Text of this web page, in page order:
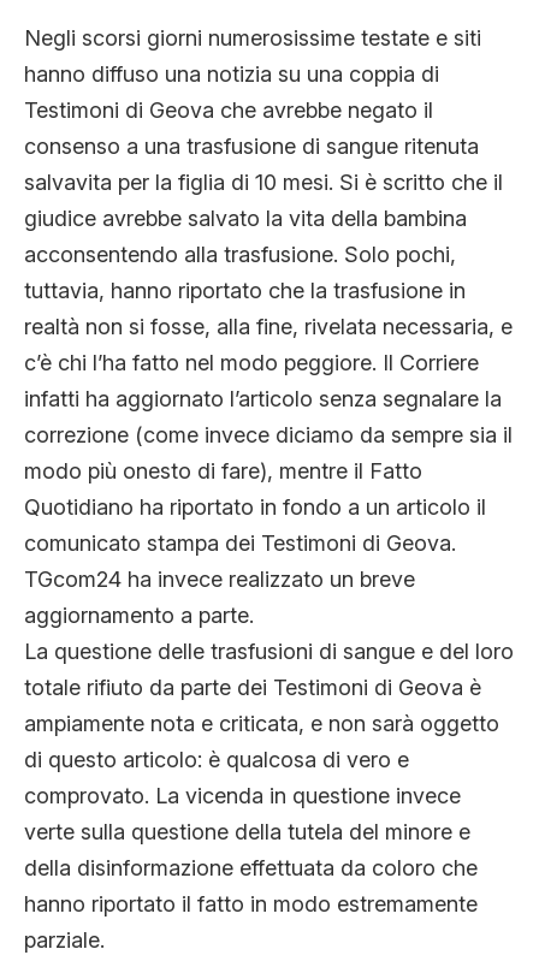
CHI SIAMO
Negli scorsi giorni numerosissime testate e siti
hanno diffuso una notizia su una coppia di
Testimoni di Geova che avrebbe negato il
consenso a una trasfusione di sangue ritenuta
salvavita per la figlia di 10 mesi. Si è scritto che il
giudice avrebbe salvato la vita della bambina
acconsentendo alla trasfusione. Solo pochi,
tuttavia, hanno riportato che la trasfusione in
realtà non si fosse, alla fine, rivelata necessaria, e
c’è chi l’ha fatto nel modo peggiore. Il Corriere
infatti ha aggiornato l’articolo senza segnalare la
correzione (come invece diciamo da sempre sia il
modo più onesto di fare), mentre il Fatto
Quotidiano ha riportato in fondo a un articolo il
comunicato stampa dei Testimoni di Geova.
TGcom24 ha invece realizzato un breve
aggiornamento a parte.
La questione delle trasfusioni di sangue e del loro
totale rifiuto da parte dei Testimoni di Geova è
ampiamente nota e criticata, e non sarà oggetto
di questo articolo: è qualcosa di vero e
comprovato. La vicenda in questione invece
verte sulla questione della tutela del minore e
della disinformazione effettuata da coloro che
hanno riportato il fatto in modo estremamente
parziale.